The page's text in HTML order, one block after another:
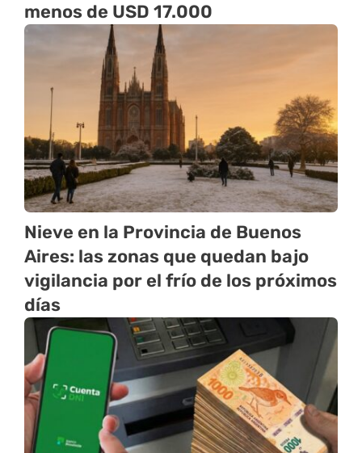
menos de USD 17.000
Nieve en la Provincia de Buenos
Aires: las zonas que quedan bajo
vigilancia por el frío de los próximos
días